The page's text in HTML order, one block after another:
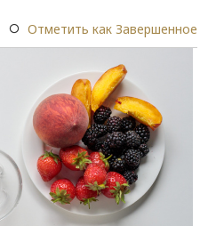
Отметить как Завершенное